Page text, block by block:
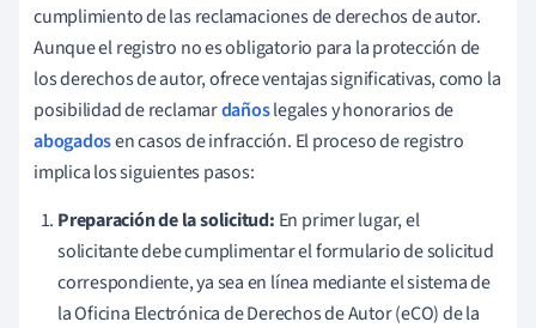
cumplimiento de las reclamaciones de derechos de autor.
Aunque el registro no es obligatorio para la protección de
los derechos de autor, ofrece ventajas significativas, como la
posibilidad de reclamardañoslegales y honorarios de
abogadosen casos de infracción. El proceso de registro
implica los siguientes pasos:
Preparación de la solicitud: En primer lugar, el
solicitante debe cumplimentar el formulario de solicitud
correspondiente, ya sea en línea mediante el sistema de
la Oficina Electrónica de Derechos de Autor (eCO) de la